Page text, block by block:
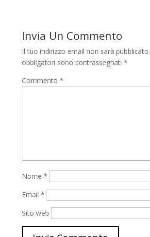
Invia Un Commento
Il tuo indirizzo email non sarà pubblicato.
obbligatori sono contrassegnati *
Commento *
Nome *
Email *
Sito web